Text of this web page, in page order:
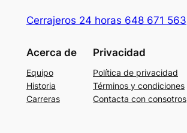
Cerrajeros 24 horas 648 671 563
Acerca de
Equipo
Historia
Carreras
Privacidad
Política de privacidad
Términos y condiciones
Contacta con consotros